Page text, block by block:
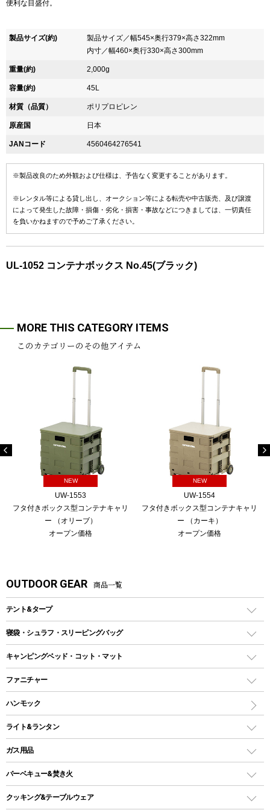
便利な目盛付。
製品サイズ(約)
製品サイズ／幅545×奥行379×高さ322mm
内寸／幅460×奥行330×高さ300mm
重量(約) 2,000g
容量(約) 45L
材質（品質） ポリプロピレン
原産国 日本
JANコード 4560464276541
※製品改良のため外観および仕様は、予告なく変更することがあります。
※レンタル等による貸し出し、オークション等による転売や中古販売、及び譲渡
によって発生した故障・損傷・劣化・損害・事故などにつきましては、一切責任
を負いかねますので予めご了承ください。
UL-1052 コンテナボックス No.45(ブラック)
MORE THIS CATEGORY ITEMS
このカテゴリーのその他アイテム
NEW
UW-1553
フタ付きボックス型コンテナキャリ
ー （オリーブ）
オープン価格
NEW
UW-1554
フタ付きボックス型コンテナキャリ
ー （カーキ）
オープン価格
OUTDOOR GEAR 商品一覧
テント&タープ
テント
ツールームテント
ワンポールテント
シェルターテント
ロッジ型・オリジナルテント
タープ
スクエアタープ（レクタタープ）
寝袋・シュラフ・スリーピングバッグ
レクタングラー型（封筒型）シュラフ
インナーシュラフ
キャンピングベッド・コット・マット
キャンピングベッド・コット
インフレータブルマット
ファニチャー
アウトドアテーブル
レジャーシート
ハンモック
ライト&ランタン
LEDランタン
ガスランタン
オイルランタン
ガス用品
ガスバーナー
バーベキュー&焚き火
バーベキューコンロ、グリル
クッキング&テーブルウェア